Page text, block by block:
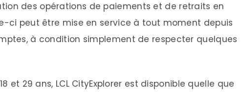
des opérations de paiements et de retraits en
ci peut être mise en service à tout moment depuis
à condition simplement de respecter quelques
et 29 ans, LCL CityExplorer est disponible quelle que